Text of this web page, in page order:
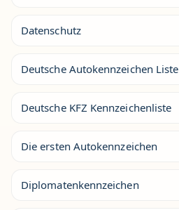
Datenschutz
Deutsche Autokennzeichen Liste
Deutsche KFZ Kennzeichenliste
Die ersten Autokennzeichen
Diplomatenkennzeichen